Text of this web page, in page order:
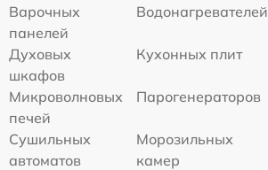
Варочных
панелей
Водонагревателей
Духовых
шкафов
Кухонных плит
Микроволновых
печей
Парогенераторов
Сушильных
автоматов
Морозильных
камер